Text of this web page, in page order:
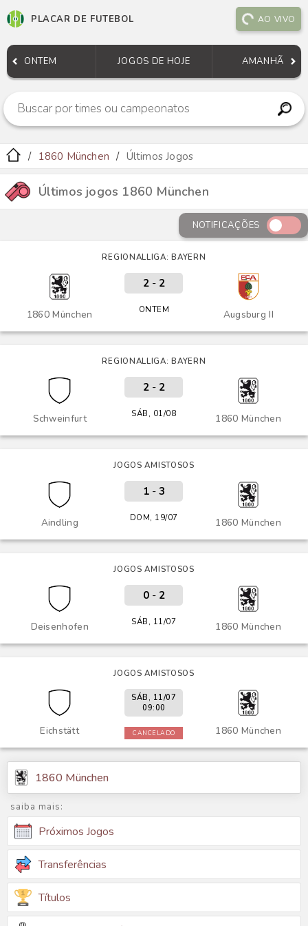
PLACAR DE FUTEBOL AO VIVO
ONTEM JOGOS DE HOJE AMANHÃ
1860 München Últimos Jogos
Últimos jogos 1860 München
NOTIFICAÇÕES
REGIONALLIGA: BAYERN
1860 München Augsburg II
2- 2
ONTEM
REGIONALLIGA: BAYERN
Schweinfurt 1860 München
2- 2
SÁB, 01/08
JOGOS AMISTOSOS
Aindling 1860 München
1- 3
DOM, 19/07
JOGOS AMISTOSOS
Deisenhofen 1860 München
0- 2
SÁB, 11/07
JOGOS AMISTOSOS
Eichstätt 1860 München
SÁB, 11/07
09:00
CANCELADO
1860 München
saiba mais:
Próximos Jogos
Transferências
Títulos